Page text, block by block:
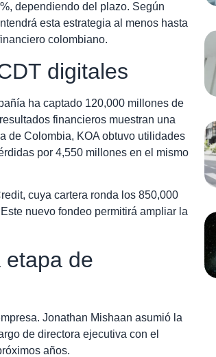
dependiendo del plazo. Según
esta estrategia al menos hasta
colombiano.
digitales
ha captado 120,000 millones de
financieros muestran una
de Colombia, KOA obtuvo utilidades
por 4,550 millones en el mismo
cuya cartera ronda los 850,000
nuevo fondeo permitirá ampliar la
de
Jonathan Mishaan asumió la
de directora ejecutiva con el
años.